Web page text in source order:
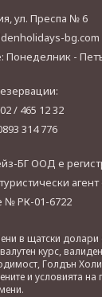
ул. Преспа № 6
bg.com
Понеделник -
02 / 465 12 32
314 776
БГ ООД е
агент
№ РК-01-6722
в щатски долари
курс,
Голдън
и условията